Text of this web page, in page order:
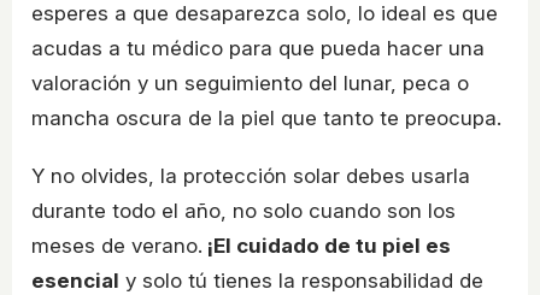
esperes a que desaparezca solo, lo ideal es que
acudas a tu médico para que pueda hacer una
valoración y un seguimiento del lunar, peca o
mancha oscura de la piel que tanto te preocupa.
Y no olvides, la protección solar debes usarla
durante todo el año, no solo cuando son los
meses de verano. ¡El cuidado de tu piel es
esencial y solo tú tienes la responsabilidad de